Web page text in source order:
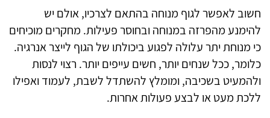
חשוב לאפשר לגוף מנוחה בהתאם לצרכיו, אולם יש
להימנע מהפרזה במנוחה ובחוסר פעילות. מחקרים מוכיחים
כי מנוחת יתר עלולה לפגוע ביכולתו של הגוף לייצר אנרגיה.
כלומר, ככל שנחים יותר, חשים עייפים יותר. רצוי לנסות
ולהמעיט בשכיבה, ומומלץ להשתדל לשבת, לעמוד ואפילו
ללכת מעט או לבצע פעולות אחרות.